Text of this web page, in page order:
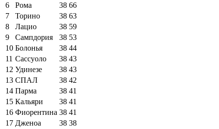
6
Рома 38 66
7
Торино 38 63
8
Лацио 38 59
9
Сампдория 38 53
10 Болонья 38 44
11 Сассуоло 38 43
12 Удинезе 38 43
13 СПАЛ 38 42
14 Парма 38 41
15 Кальяри 38 41
16 Фиорентина 38 41
17 Дженоа 38 38